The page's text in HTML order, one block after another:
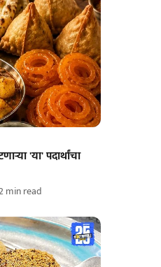
'या' पदार्थांचा
min read